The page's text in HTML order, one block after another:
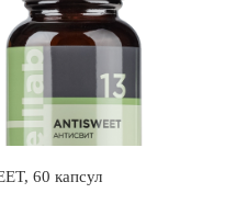
60 капсул